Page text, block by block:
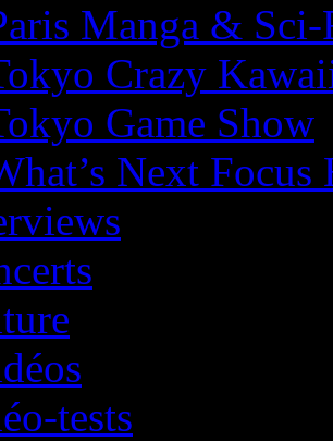
Manga &
Crazy
Game Show
Next
tests